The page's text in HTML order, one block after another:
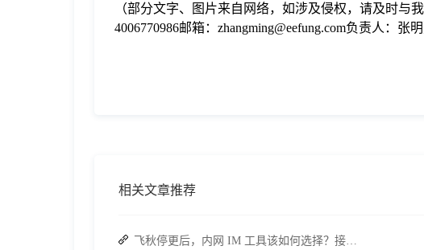
（部分文字、图片来自网络，如涉及侵权，请及时与
4006770986邮箱：zhangming@eefung.com负责人：张明
相关文章推荐